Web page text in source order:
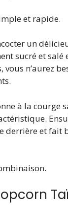
et rapide.
un
sucré et salé
vous n’aurez
à la courge
derrière et fait